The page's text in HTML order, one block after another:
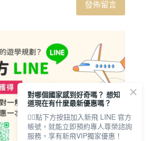
對哪個國家感到好奇嗎？ 想知
道現在有什麼最新優惠嗎？
👇🏻點下方按鈕加入新飛 LINE 官方
帳號，就能立即預約專人尊榮諮詢
服務，享有新飛VIP獨家優惠！